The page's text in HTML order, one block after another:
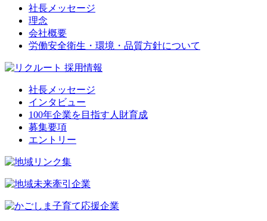
社長メッセージ
理念
会社概要
労働安全衛生・環境・品質方針について
社長メッセージ
インタビュー
100年企業を目指す人財育成
募集要項
エントリー